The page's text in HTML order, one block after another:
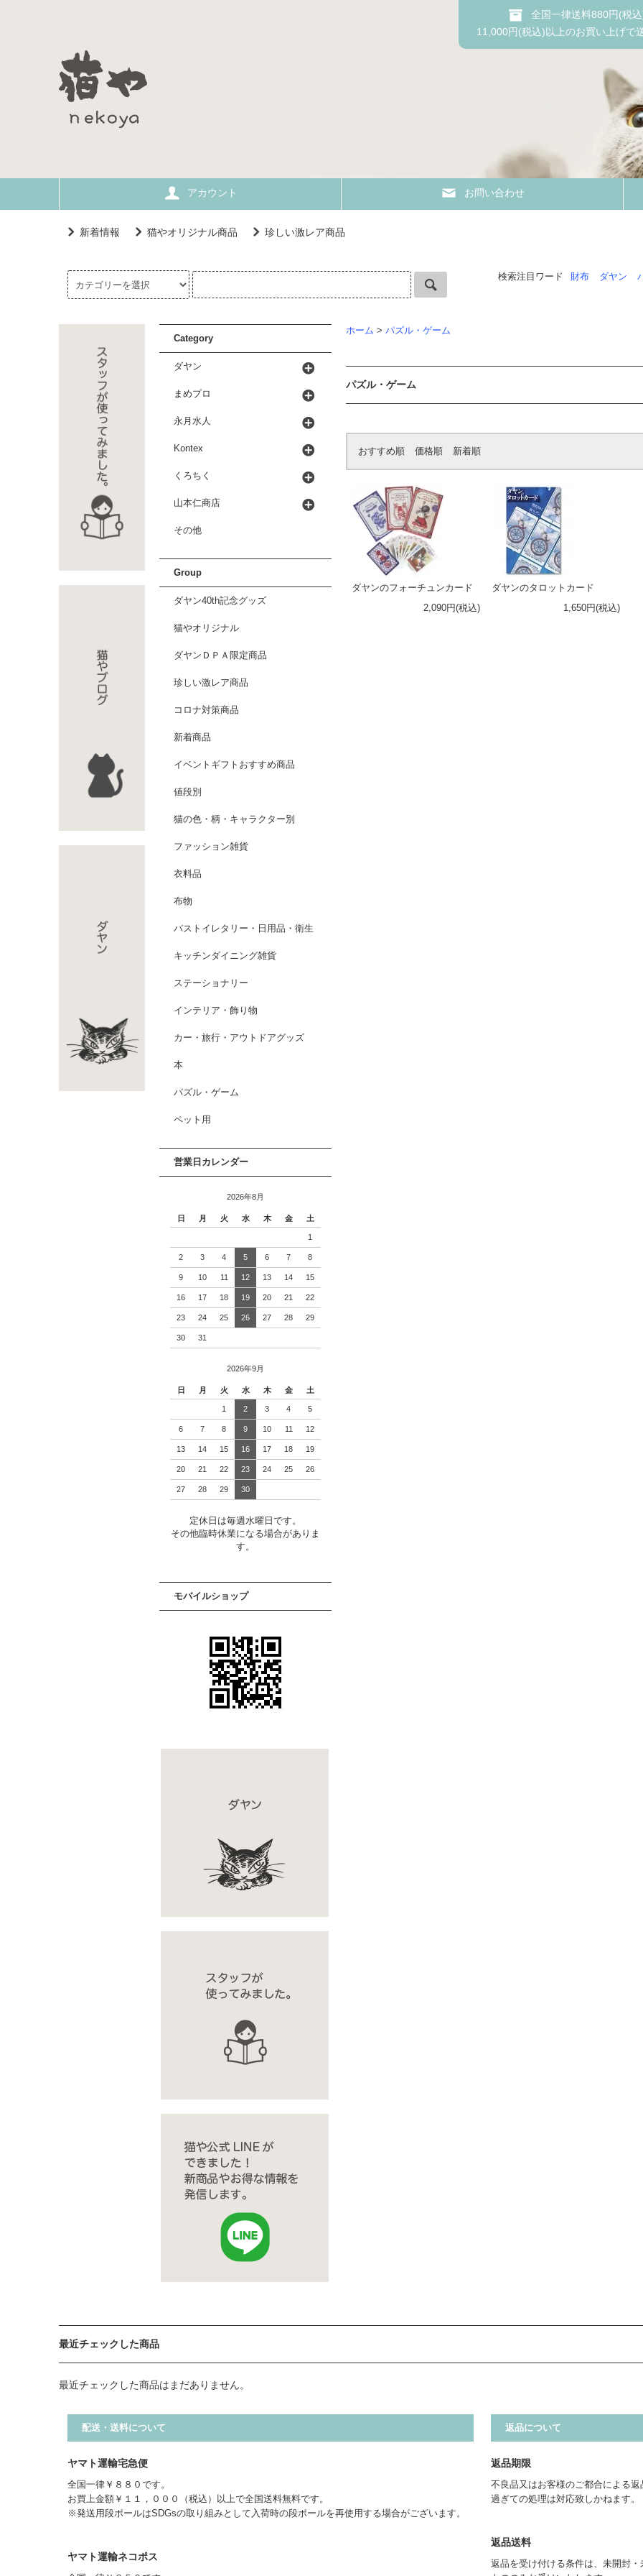
全国一律送料880円(税
11,000円(税込)以上のお買い上げで
アカウント お問い合わせ
新着情報 猫やオリジナル商品 珍しい激レア商品
検索注目ワード 財布 ダヤン
ホーム > パズル・ゲーム
パズル・ゲーム
おすすめ順 価格順 新着順
ダヤンのフォーチュンカード
2,090円(税込)
ダヤンのタロットカード
1,650円(税込)
Category
ダヤン
まめプロ
永月水人
Kontex
くろちく
山本仁商店
その他
Group
ダヤン40th記念グッズ
猫やオリジナル
ダヤンＤＰＡ限定商品
珍しい激レア商品
コロナ対策商品
新着商品
イベントギフトおすすめ商品
値段別
猫の色・柄・キャラクター別
ファッション雑貨
衣料品
布物
バストイレタリー・日用品・衛生
キッチンダイニング雑貨
ステーショナリー
インテリア・飾り物
カー・旅行・アウトドアグッズ
本
パズル・ゲーム
ペット用
営業日カレンダー
2026年8月
日 月 火 水 木 金 土
1
2 3 4 5 6 7 8
9 10 11 12 13 14 15
16 17 18 19 20 21 22
23 24 25 26 27 28 29
30 31
2026年9月
日 月 火 水 木 金 土
1 2 3 4 5
6 7 8 9 10 11 12
13 14 15 16 17 18 19
20 21 22 23 24 25 26
27 28 29 30
定休日は毎週水曜日です。
その他臨時休業になる場合がありま
す。
モバイルショップ
最近チェックした商品
最近チェックした商品はまだありません。
配送・送料について
ヤマト運輸宅急便
全国一律￥８８０です。
お買上金額￥１１，０００（税込）以上で全国送料無料です。
※発送用段ボールはSDGsの取り組みとして入荷時の段ボールを再使用する場合がございます。
ヤマト運輸ネコポス
返品について
返品期限
不良品又はお客様のご都合による
過ぎての処理は対応致しかねます。
返品送料
返品を受け付ける条件は、未開封